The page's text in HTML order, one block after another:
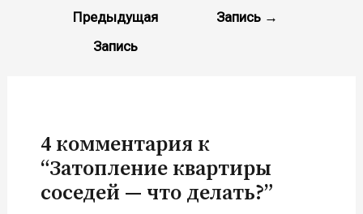
Предыдущая
Запись
Запись →
4 комментария к
“Затопление квартиры
соседей — что делать?”